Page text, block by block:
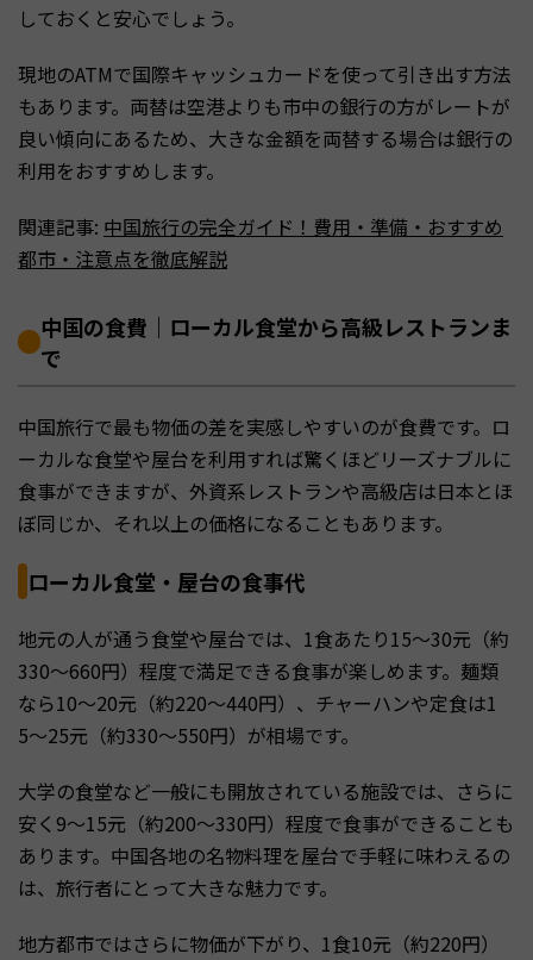
しておくと安心でしょう。
現地のATMで国際キャッシュカードを使って引き出す方法
もあります。両替は空港よりも市中の銀行の方がレートが
良い傾向にあるため、大きな金額を両替する場合は銀行の
利用をおすすめします。
関連記事: 中国旅行の完全ガイド！費用・準備・おすすめ
都市・注意点を徹底解説
中国の食費｜ローカル食堂から高級レストランま
で
中国旅行で最も物価の差を実感しやすいのが食費です。ロ
ーカルな食堂や屋台を利用すれば驚くほどリーズナブルに
食事ができますが、外資系レストランや高級店は日本とほ
ぼ同じか、それ以上の価格になることもあります。
ローカル食堂・屋台の食事代
地元の人が通う食堂や屋台では、1食あたり15〜30元（約
330〜660円）程度で満足できる食事が楽しめます。麺類
なら10〜20元（約220〜440円）、チャーハンや定食は1
5〜25元（約330〜550円）が相場です。
大学の食堂など一般にも開放されている施設では、さらに
安く9〜15元（約200〜330円）程度で食事ができることも
あります。中国各地の名物料理を屋台で手軽に味わえるの
は、旅行者にとって大きな魅力です。
地方都市ではさらに物価が下がり、1食10元（約220円）